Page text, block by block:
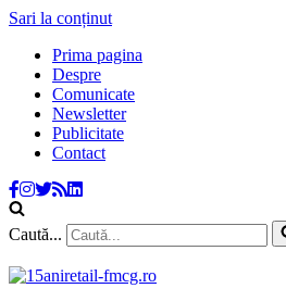
Sari la conținut
Prima pagina
Despre
Comunicate
Newsletter
Publicitate
Contact
Caută...